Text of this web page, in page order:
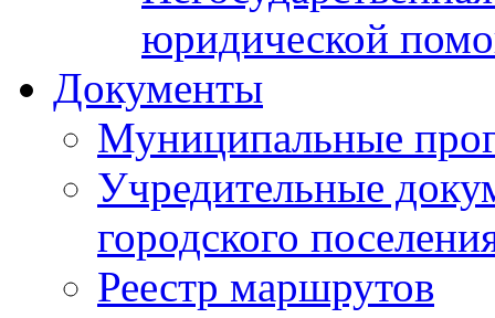
юридической
Документы
Муниципальные
Учредительные
городского
Реестр маршрутов